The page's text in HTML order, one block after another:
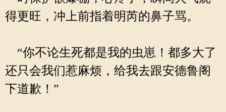
得更旺，冲上前指着明芮的鼻子骂。
“你不论生死都是我的虫崽！都多大了
还只会我们惹麻烦，给我去跟安德鲁阁
下道歉！”